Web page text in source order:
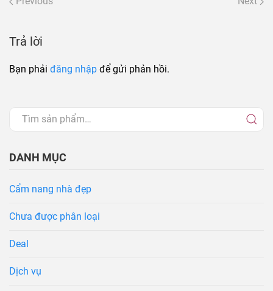
Trả lời
Bạn phải đăng nhập để gửi phản hồi.
DANH MỤC
Cẩm nang nhà đẹp
Chưa được phân loại
Deal
Dịch vụ